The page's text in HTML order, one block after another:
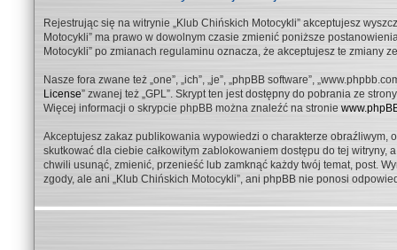
Rejestrując się na witrynie „Klub Chińskich Motocykli” akceptujesz
Motocykli” ma prawo w dowolnym czasie zmienić poniższe
Motocykli” po zmianach regulaminu oznacza, że akceptujesz te zmiany
Nasze fora zwane też „one”, „ich”, „je”, „phpBB software”,
License” zwanej też „GPL”. Skrypt ten jest dostępny do pobrania ze
Więcej informacji o skrypcie phpBB można znaleźć na stronie
Akceptujesz zakaz publikowania wypowiedzi o charakterze
skutkować dla ciebie całkowitym zablokowaniem dostępu do tej
chwili usunąć, zmienić, przenieść lub zamknąć każdy twój temat, post.
zgody, ale ani „Klub Chińskich Motocykli”, ani phpBB nie ponosi